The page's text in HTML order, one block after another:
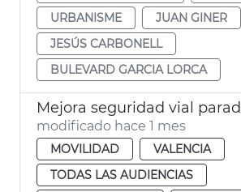
URBANISME
JUAN GINER
JESÚS CARBONELL
BULEVARD GARCIA LORCA
modificado hace 1 mes
MOVILIDAD
VALENCIA
TODAS LAS AUDIENCIAS